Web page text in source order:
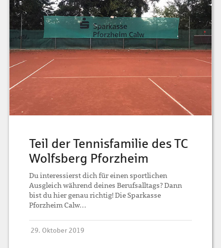
Teil der Tennisfamilie des TC
Wolfsberg Pforzheim
Du interessierst dich für einen sportlichen
Ausgleich während deines Berufsalltags? Dann
bist du hier genau richtig! Die Sparkasse
Pforzheim Calw…
29. Oktober 2019